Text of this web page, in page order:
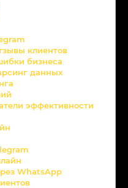
клиентов
бизнеса
данных
эффективности
WhatsApp